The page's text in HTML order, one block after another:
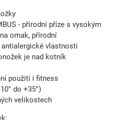
- přírodní příze s vysokým
omak, přírodní
vlastnosti
je nad kotník
použití i fitness
do +35°)
velikostech